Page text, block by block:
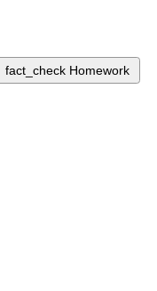
fact_check Homework